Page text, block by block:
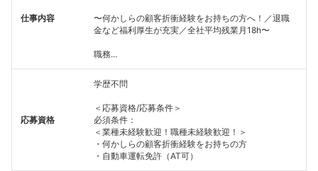
仕事内容
〜何かしらの顧客折衝経験をお持ちの方へ！／退職
金など福利厚生が充実／全社平均残業月18h〜
職務...
応募資格
学歴不問
＜応募資格/応募条件＞
必須条件：
＜業種未経験歓迎！職種未経験歓迎！＞
・何かしらの顧客折衝経験をお持ちの方
・自動車運転免許（AT可）